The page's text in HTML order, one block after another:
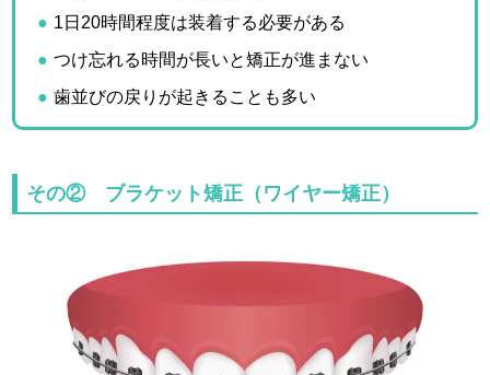
1日20時間程度は装着する必要がある
つけ忘れる時間が長いと矯正が進まない
歯並びの戻りが起きることも多い
その② ブラケット矯正（ワイヤー矯正）